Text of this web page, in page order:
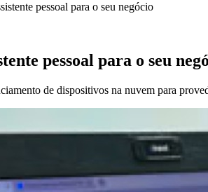
pessoal para o seu negócio
pessoal para o seu
de dispositivos na nuvem para